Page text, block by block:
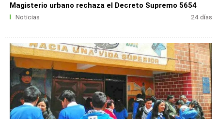
Magisterio urbano rechaza el Decreto Supremo 5654
Noticias 24 días